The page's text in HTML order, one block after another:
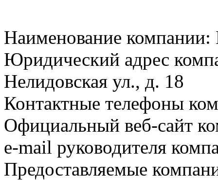
Наименование
Юридический адрес
Нелидовская ул., д. 18
Контактные телефоны
Официальный веб-сайт
e-mail руководителя
Предоставляемые